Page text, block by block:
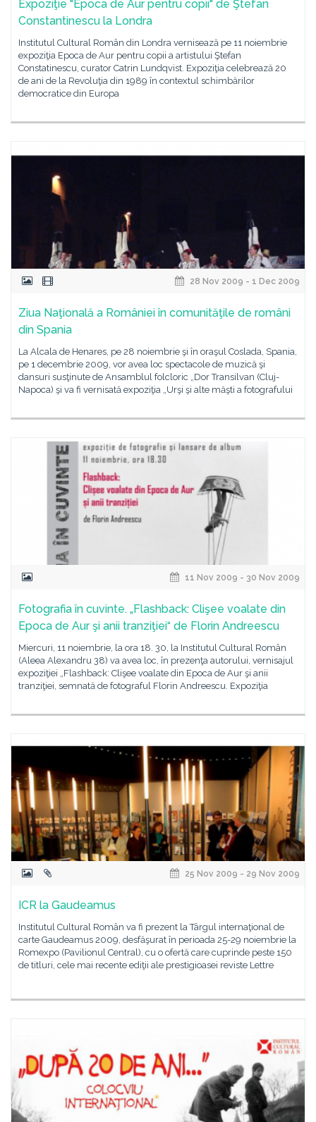
Expoziţie "Epoca de Aur pentru copii" de Ştefan
Constantinescu la Londra
Institutul Cultural Român din Londra vernisează pe 11 noiembrie
expoziţia Epoca de Aur pentru copii a artistului Ştefan
Constatinescu, curator Catrin Lundqvist. Expoziţia celebrează 20
de ani de la Revoluţia din 1989 în contextul schimbărilor
democratice din Europa
28 Nov 2009 - 1 Dec 2009
Ziua Naţională a României în comunităţile de români
din Spania
La Alcala de Henares, pe 28 noiembrie şi în oraşul Coslada, Spania,
pe 1 decembrie 2009, vor avea loc spectacole de muzică şi
dansuri susţinute de Ansamblul folcloric „Dor Transilvan (Cluj-
Napoca) şi va fi vernisată expoziţia „Urşi şi alte măşti a fotografului
11 Nov 2009 - 30 Nov 2009
Fotografia în cuvinte. „Flashback: Clişee voalate din
Epoca de Aur şi anii tranziţiei“ de Florin Andreescu
Miercuri, 11 noiembrie, la ora 18. 30, la Institutul Cultural Român
(Aleea Alexandru 38) va avea loc, în prezenţa autorului, vernisajul
expoziţiei „Flashback: Clişee voalate din Epoca de Aur şi anii
tranziţiei, semnată de fotograful Florin Andreescu. Expoziţia
25 Nov 2009 - 29 Nov 2009
ICR la Gaudeamus
Institutul Cultural Român va fi prezent la Târgul internaţional de
carte Gaudeamus 2009, desfăşurat în perioada 25-29 noiembrie la
Romexpo (Pavilionul Central), cu o ofertă care cuprinde peste 150
de titluri, cele mai recente ediţii ale prestigioasei reviste Lettre